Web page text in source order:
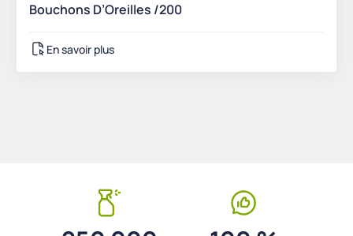
Bouchons D’Oreilles /200
En savoir plus